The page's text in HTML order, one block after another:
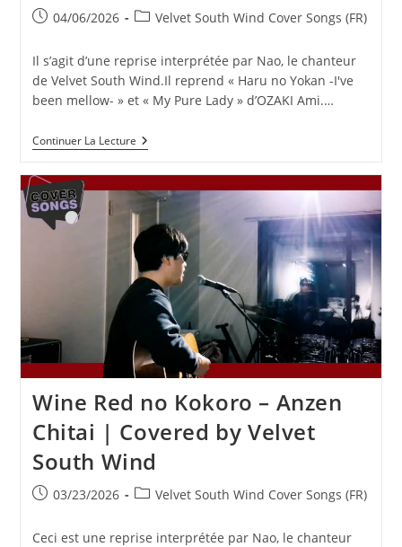
Publication
04/06/2026
PostVelvet South Wind Cover Songs (FR)
Il s’agit d’une reprise interprétée par Nao, le chanteur
de Velvet South Wind.Il reprend « Haru no Yokan -I've
been mellow- » et « My Pure Lady » d’OZAKI Ami.…
Continuer La LectureHaru
No
I’ve
Been
Mellow-,
My
Pure
Lady
–
OZAKI
Ami
Repris
Par
Velvet
Wind
Wine Red no Kokoro – Anzen
Chitai | Covered by Velvet
South Wind
Publication
03/23/2026
PostVelvet South Wind Cover Songs (FR)
Ceci est une reprise interprétée par Nao, le chanteur